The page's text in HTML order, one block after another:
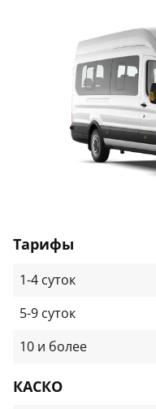
Тарифы
1-4 суток
5-9 суток
10 и более
КАСКО